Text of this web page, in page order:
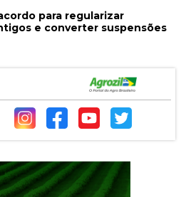
para regularizar
e converter suspensões